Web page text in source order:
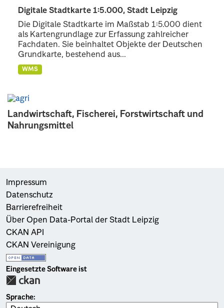
Landwirtschaft, Fischerei, Forstwirtschaft und
Nahrungsmittel
Digitale Stadtkarte 1:5.000, Stadt Leipzig
Die Digitale Stadtkarte im Maßstab 1:5.000 dient
als Kartengrundlage zur Erfassung zahlreicher
Fachdaten. Sie beinhaltet Objekte der Deutschen
Grundkarte, bestehend aus...
WMS
Impressum
Datenschutz
Barrierefreiheit
Über Open Data-Portal der Stadt Leipzig
CKAN API
CKAN Vereinigung
Eingesetzte Software ist
Sprache